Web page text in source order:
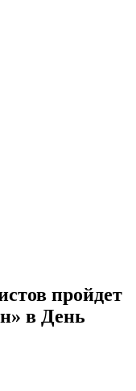
пройдет
в День